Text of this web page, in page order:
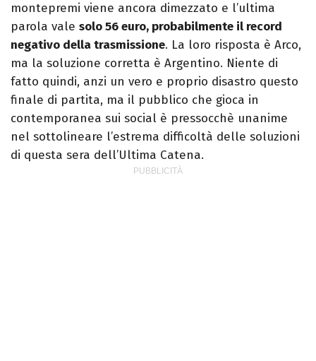
montepremi viene ancora dimezzato e l’ultima
parola vale solo 56 euro, probabilmente il record
negativo della trasmissione. La loro risposta è Arco,
ma la soluzione corretta è Argentino. Niente di
fatto quindi, anzi un vero e proprio disastro questo
finale di partita, ma il pubblico che gioca in
contemporanea sui social è pressocchè unanime
nel sottolineare l’estrema difficoltà delle soluzioni
di questa sera dell’Ultima Catena.